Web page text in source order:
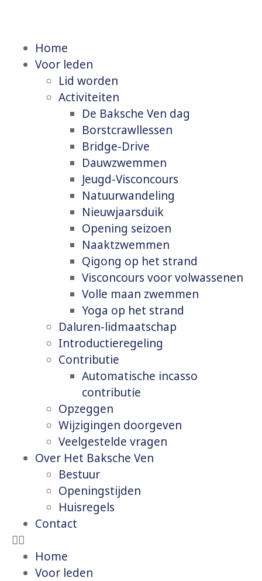
Home
Voor leden
Lid worden
Activiteiten
De Baksche Ven dag
Borstcrawllessen
Bridge-Drive
Dauwzwemmen
Jeugd-Visconcours
Natuurwandeling
Nieuwjaarsduik
Opening seizoen
Naaktzwemmen
Qigong op het strand
Visconcours voor volwassenen
Volle maan zwemmen
Yoga op het strand
Daluren-lidmaatschap
Introductieregeling
Contributie
Automatische incasso
contributie
Opzeggen
Wijzigingen doorgeven
Veelgestelde vragen
Over Het Baksche Ven
Bestuur
Openingstijden
Huisregels
Contact
Home
Voor leden